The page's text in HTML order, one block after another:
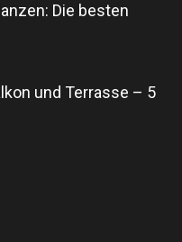
Die besten
und Terrasse – 5